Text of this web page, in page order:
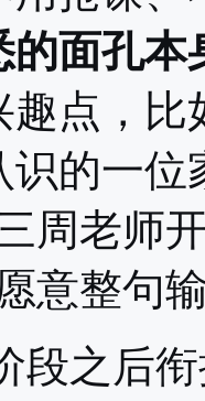
的面孔本
点，
识的一
周老师
意整句
段之后